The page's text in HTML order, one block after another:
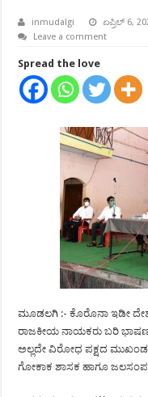
inmudalgi ಏಪ್ರಿಲ್ 6,
Leave a comment
Spread the love
ಮೂಡಲಗಿ :- ಕೊರೊನಾ ಇಡೀ
ರಾಜಕೀಯ ನಾಯಕರು ಬರಿ ಭಾಷಣ
ಅಲ್ಲದೇ ವಿರೋಧ ಪಕ್ಷದ
ಗೋಕಾಕ ಶಾಸಕ ಹಾಗೂ